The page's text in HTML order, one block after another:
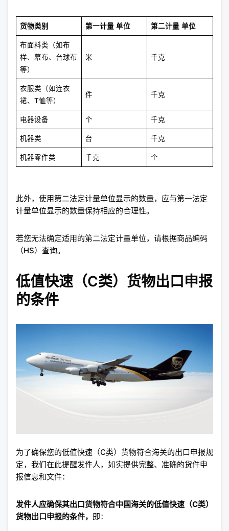
货物类别 第一计量 单位 第二计量 单位
布面料类（如布
样、幕布、台球布
等）
米 千克
衣服类（如连衣
裙、T恤等）
件 千克
电器设备 个 千克
机器类 台 千克
机器零件类 千克 个
此外，使用第二法定计量单位显示的数量，应与第一法定
计量单位显示的数量保持相应的合理性。
若您无法确定适用的第二法定计量单位，请根据商品编码
（HS）查询。
低值快速（C类）货物出口申报
的条件
为了确保您的低值快速（C类）货物符合海关的出口申报规
定，我们在此提醒发件人，如实提供完整、准确的货件申
报信息和文件：
发件人应确保其出口货物符合中国海关的低值快速（C类）
货物出口申报的条件， 即：